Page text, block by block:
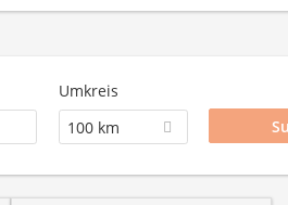
Umkreis
100 km